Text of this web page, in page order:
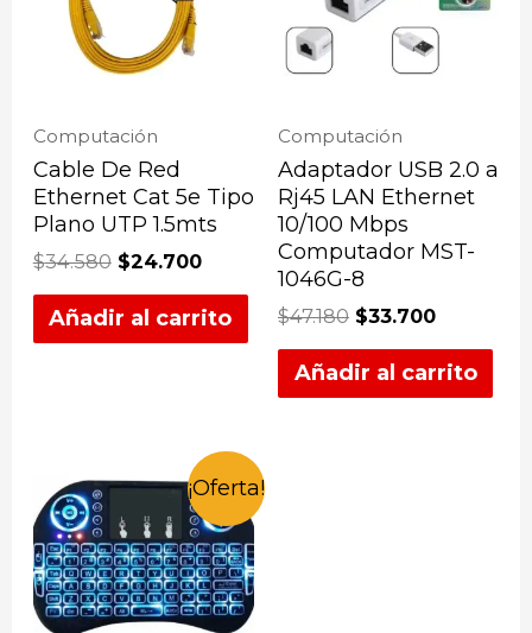
Computación
Cable De Red
Ethernet Cat 5e Tipo
Plano UTP 1.5mts
$34.580 $24.700
Añadir al carrito
Computación
Adaptador USB 2.0 a
Rj45 LAN Ethernet
10/100 Mbps
Computador MST-
1046G-8
$47.180 $33.700
Añadir al carrito
¡Oferta!